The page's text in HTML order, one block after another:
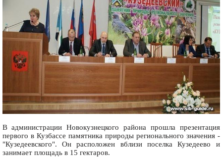
В администрации Новокузнецкого района прошла презентация
первого в Кузбассе памятника природы регионального значения -
"Кузедеевского". Он расположен вблизи поселка Кузедеево и
занимает площадь в 15 гектаров.